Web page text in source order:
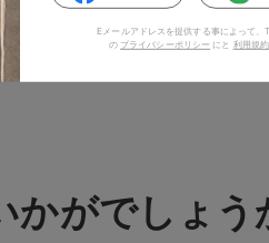
かがでしょう
Eメールアドレスを提供する事によって、
の プライバシーポリシー にと 利用規約